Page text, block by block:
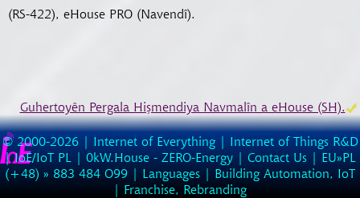
(RS-422), eHouse PRO (Navendî).
Guhertoyên Pergala Hişmendiya Navmalîn a eHouse (SH).
© 2000-2026 | Internet of Everything | Internet of Things R&D
|IoE/IoT PL | 0kW.House - ZERO-Energy | Contact Us | EU»PL
(+48) » 883 484 O99 | Languages | Building Automation, IoT
| Franchise, Rebranding